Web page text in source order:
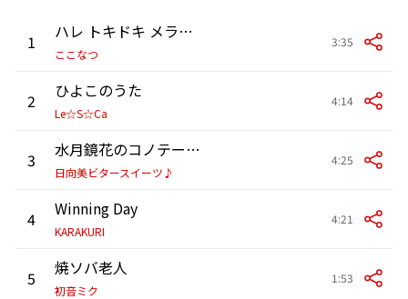
1 ハレ トキドキ メランコリック
ここなつ
3:35
2 ひよこのうた
Le☆S☆Ca
4:14
3 水月鏡花のコノテーション
日向美ビタースイーツ♪
4:25
4 Winning Day
KARAKURI
4:21
5 焼ソバ老人
初音ミク
1:53